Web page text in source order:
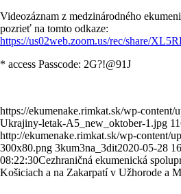
Videozáznam z medzinárodného
pozrieť na tomto odkaze:
https://us02web.zoom.us/rec/share/
* access Passcode: 2G?!@91J
https://ekumenake.rimkat.sk/wp-content/
Ukrajiny-letak-A5_new_oktober-1.jpg
http://ekumenake.rimkat.sk/wp-content/
300x80.png 3kum3na_3dit2020-05-28
08:22:30Cezhraničná ekumenická
Košiciach a na Zakarpatí v Užhorode a